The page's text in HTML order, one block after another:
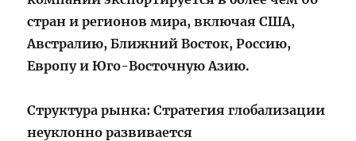
стран и регионов мира, включая США,
Австралию, Ближний Восток, Россию,
Европу и Юго-Восточную Азию.
Структура рынка: Стратегия глобализации
неуклонно развивается